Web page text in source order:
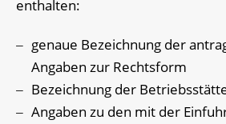
enthalten:
genaue Bezeichnung der
Angaben zur Rechtsform
Bezeichnung der
Angaben zu den mit der